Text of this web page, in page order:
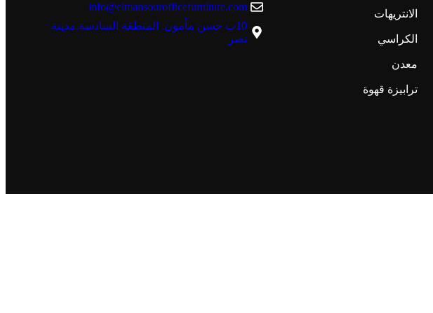
الانتريهات
الكراسي
معدن
ترابيزة قهوة
info@elmansourofficefurniture.com
10ب حسن مأمون. المنطقة السادسة.مدينة
نصر